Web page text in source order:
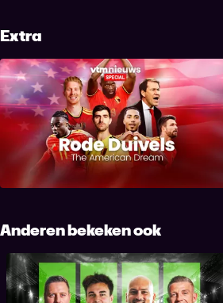
Extra
Rode Duivels: The American Dream
Anderen bekeken ook